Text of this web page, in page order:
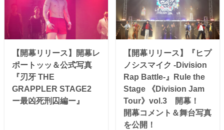
【開幕リリース】開幕レ
ポートッッ＆公式写真
『刃牙 THE
GRAPPLER STAGE2
ー最凶死刑囚編ー』
【開幕リリース】『ヒプ
ノシスマイク -Division
Rap Battle-』Rule the
Stage 《Division Jam
Tour》vol.3 開幕！
開幕コメント＆舞台写真
を公開！